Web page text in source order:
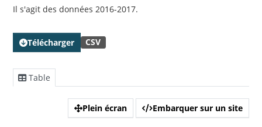
Il s'agit des données 2016-2017.
Télécharger CSV
Table
Plein écran Embarquer sur un site